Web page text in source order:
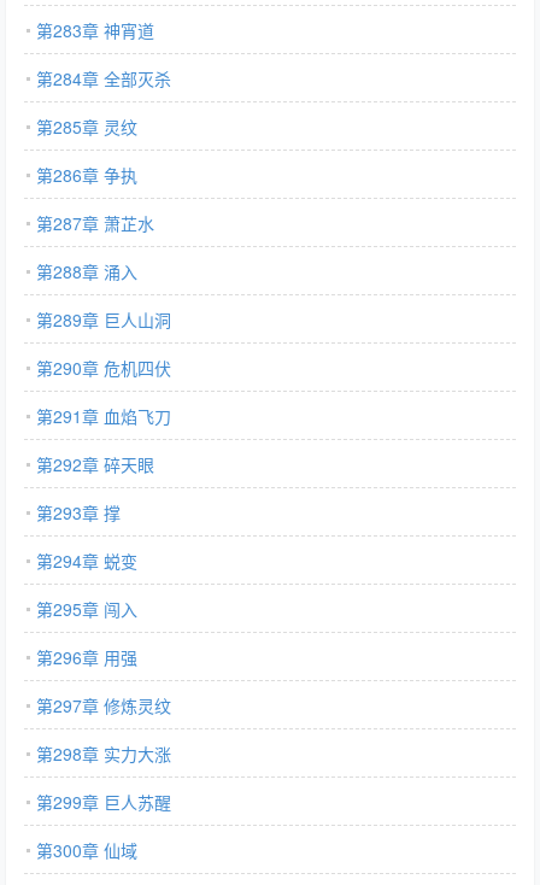
第283章 神宵道
第284章 全部灭杀
第285章 灵纹
第286章 争执
第287章 萧芷水
第288章 涌入
第289章 巨人山洞
第290章 危机四伏
第291章 血焰飞刀
第292章 碎天眼
第293章 撑
第294章 蜕变
第295章 闯入
第296章 用强
第297章 修炼灵纹
第298章 实力大涨
第299章 巨人苏醒
第300章 仙域